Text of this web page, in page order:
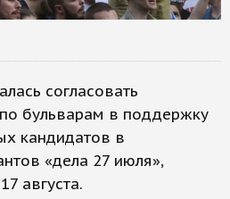
согласовать
бульварам в поддержку
кандидатов в
«дела 27 июля»,
августа.